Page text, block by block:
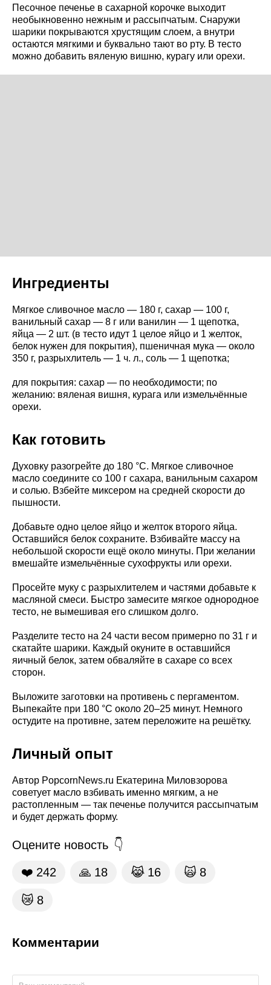
Песочное печенье в сахарной корочке выходит
необыкновенно нежным и рассыпчатым. Снаружи
шарики покрываются хрустящим слоем, а внутри
остаются мягкими и буквально тают во рту. В тесто
можно добавить вяленую вишню, курагу или орехи.
Ингредиенты
Мягкое сливочное масло — 180 г, сахар — 100 г,
ванильный сахар — 8 г или ванилин — 1 щепотка,
яйца — 2 шт. (в тесто идут 1 целое яйцо и 1 желток,
белок нужен для покрытия), пшеничная мука — около
350 г, разрыхлитель — 1 ч. л., соль — 1 щепотка;
для покрытия: сахар — по необходимости; по
желанию: вяленая вишня, курага или измельчённые
орехи.
Как готовить
Духовку разогрейте до 180 °C. Мягкое сливочное
масло соедините со 100 г сахара, ванильным сахаром
и солью. Взбейте миксером на средней скорости до
пышности.
Добавьте одно целое яйцо и желток второго яйца.
Оставшийся белок сохраните. Взбивайте массу на
небольшой скорости ещё около минуты. При желании
вмешайте измельчённые сухофрукты или орехи.
Просейте муку с разрыхлителем и частями добавьте к
масляной смеси. Быстро замесите мягкое однородное
тесто, не вымешивая его слишком долго.
Разделите тесто на 24 части весом примерно по 31 г и
скатайте шарики. Каждый окуните в оставшийся
яичный белок, затем обваляйте в сахаре со всех
сторон.
Выложите заготовки на противень с пергаментом.
Выпекайте при 180 °C около 20–25 минут. Немного
остудите на противне, затем переложите на решётку.
Личный опыт
Автор PopcornNews.ru Екатерина Миловзорова
советует масло взбивать именно мягким, а не
растопленным — так печенье получится рассыпчатым
и будет держать форму.
Оцените новость
❤️ 242 🙏 18 😹 16 🙀 8
😿 8
Комментарии